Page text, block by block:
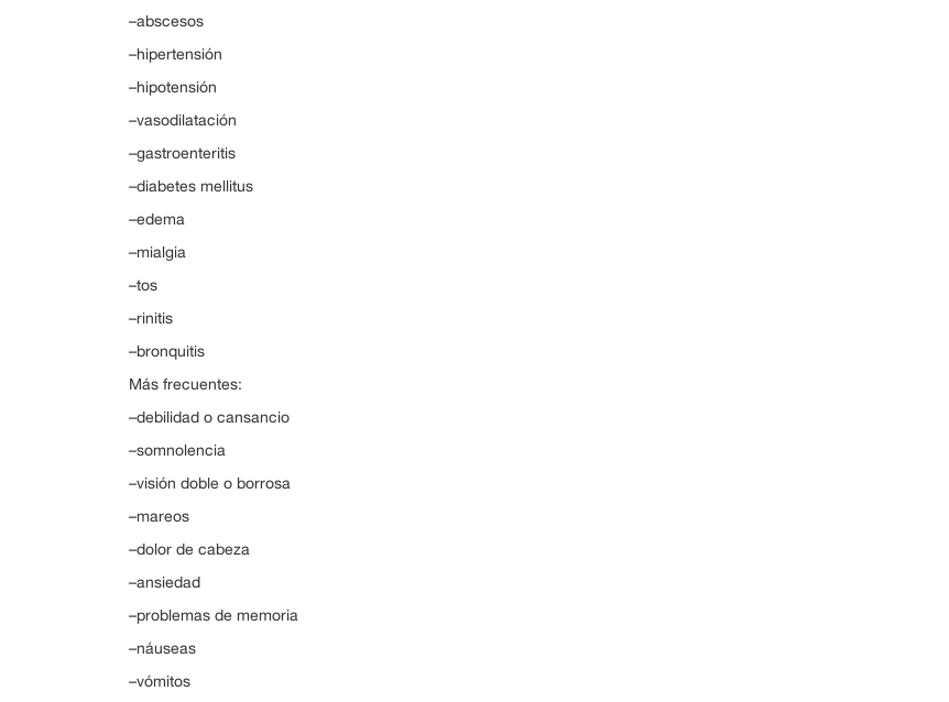
–abscesos
–hipertensión
–hipotensión
–vasodilatación
–gastroenteritis
–diabetes mellitus
–edema
–mialgia
–tos
–rinitis
–bronquitis
Más frecuentes:
–debilidad o cansancio
–somnolencia
–visión doble o borrosa
–mareos
–dolor de cabeza
–ansiedad
–problemas de memoria
–náuseas
–vómitos